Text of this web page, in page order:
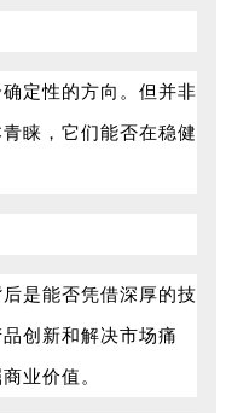
定性的方向。但并非
睐，它们能否在稳健
是能否凭借深厚的技
创新和解决市场痛
业价值。